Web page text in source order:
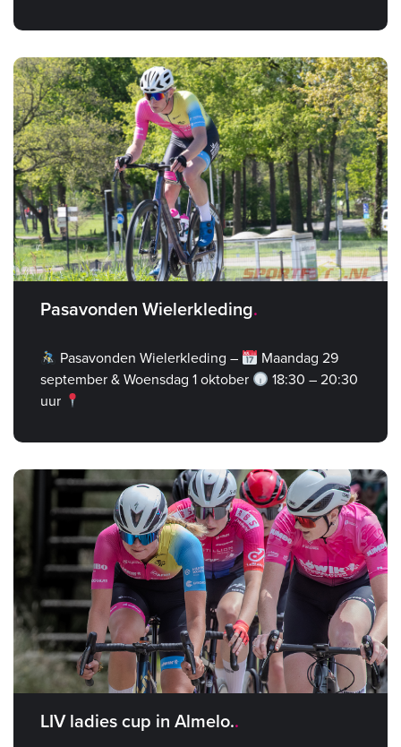
Pasavonden Wielerkleding
Pasavonden Wielerkleding –
Maandag 29
september & Woensdag 1 oktober
18:30 – 20:30
uur
LIV ladies cup in Almelo.